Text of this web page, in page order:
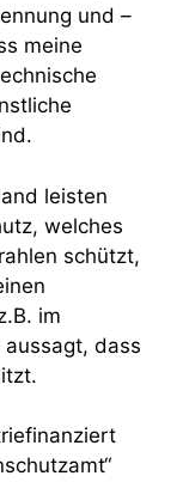
und –
meine
leisten
welches
schützt,
im
dass